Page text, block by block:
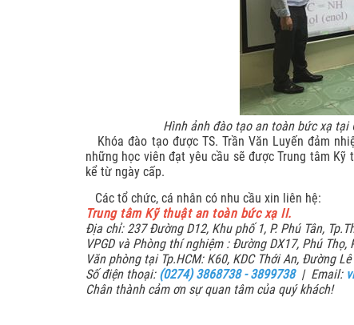
Hình ảnh đào tạo an toàn bức xạ tại
Khóa đào tạo được TS. Trần Văn Luyến đảm
những học viên đạt yêu cầu sẽ được Trung tâm
kể từ ngày cấp.
Các tổ chức, cá nhân có nhu cầu xin liên hệ:
Trung tâm Kỹ thuật an toàn bức xạ II.
Địa chỉ: 237 Đường D12, Khu phố 1, P. Phú Tân,
VPGD và Phòng thí nghiệm : Đường DX17, Phú
Văn phòng tại Tp.HCM: K60, KDC Thới An, Đường
Số điện thoại: (0274) 3868738 - 3899738 | Email:
Chân thành cảm ơn sự quan tâm của quý khách!